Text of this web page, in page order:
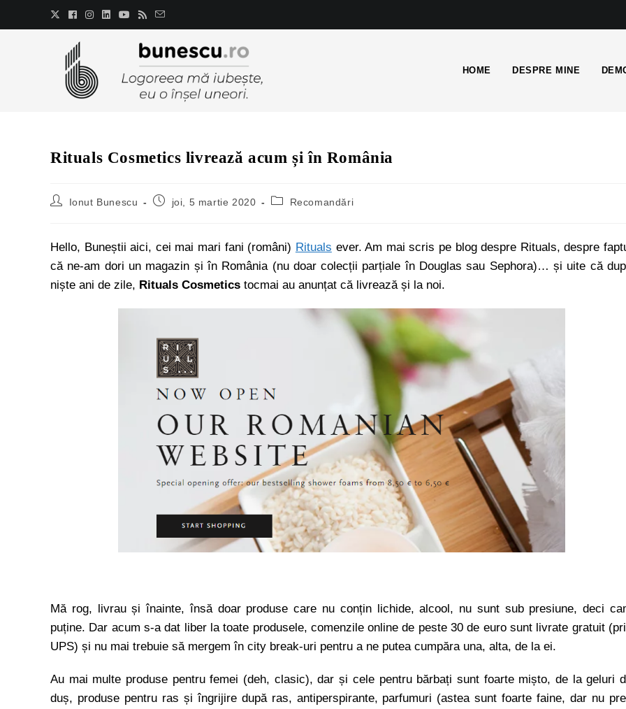
HOME DESPRE MINE
Rituals Cosmetics livrează acum și în România
Ionut Bunescu joi, 5 martie 2020 Recomandări
Hello, Buneștii aici, cei mai mari fani (români) Rituals ever. Am mai scris pe blog despre Rituals, despre
că ne-am dori un magazin și în România (nu doar colecții parțiale în Douglas sau Sephora)… și uite că
niște ani de zile, Rituals Cosmetics tocmai au anunțat că livrează și la noi.
Mă rog, livrau și înainte, însă doar produse care nu conțin lichide, alcool, nu sunt sub presiune, deci
puține. Dar acum s-a dat liber la toate produsele, comenzile online de peste 30 de euro sunt livrate gratuit
UPS) și nu mai trebuie să mergem în city break-uri pentru a ne putea cumpăra una, alta, de la ei.
Au mai multe produse pentru femei (deh, clasic), dar și cele pentru bărbați sunt foarte mișto, de la geluri
duș, produse pentru ras și îngrijire după ras, antiperspirante, parfumuri (astea sunt foarte faine, dar nu